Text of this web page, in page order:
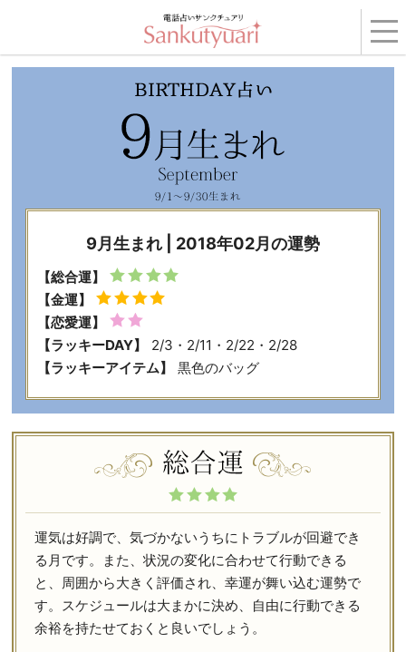
BIRTHDAY占い ›2018年02月の運勢
9月生まれ | 2018年02月の運勢
【総合運】
【金運】
【恋愛運】
【ラッキーDAY】
2/3・2/11・2/22・2/28
【ラッキーアイテム】
黒色のバッグ
運気は好調で、気づかないうちにトラブルが回避でき
る月です。また、状況の変化に合わせて行動できる
と、周囲から大きく評価され、幸運が舞い込む運勢で
す。スケジュールは大まかに決め、自由に行動できる
余裕を持たせておくと良いでしょう。